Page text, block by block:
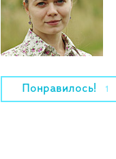
Понравилось! 1